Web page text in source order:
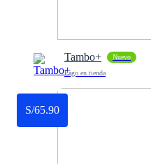
Tambo+ Nuevo
Pago en tienda
S/65.90